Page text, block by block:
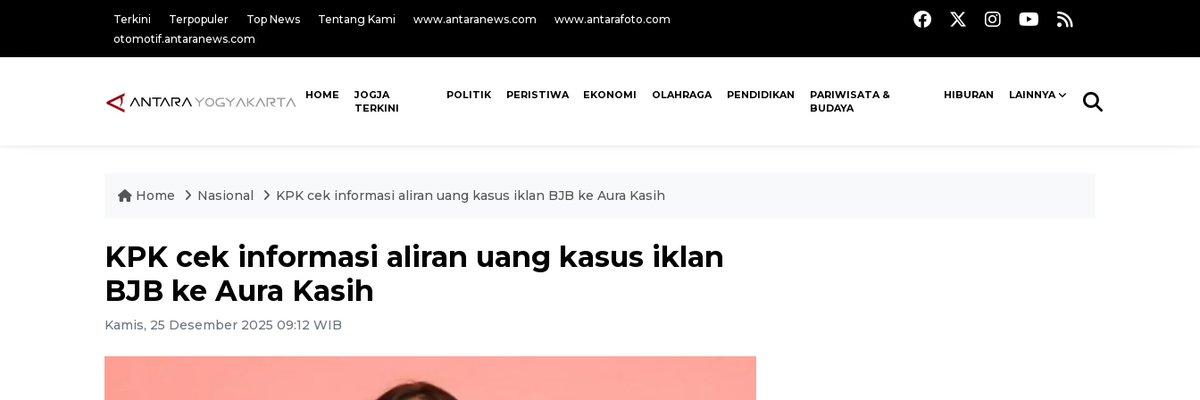
Terkini Terpopuler Top News Tentang Kami www.antaranews.com
www.antarafoto.com
otomotif.antaranews.com
HOME
JOGJA
TERKINI
POLITIK PERISTIWA EKONOMI OLAHRAGA PENDIDIKAN
PARIWISATA &
BUDAYA
HIBURAN LAINNYA
Home Nasional KPK cek informasi aliran uang kasus iklan BJB ke Aura Kasih
KPK cek informasi aliran uang kasus iklan
BJB ke Aura Kasih
Kamis, 25 Desember 2025 09:12 WIB